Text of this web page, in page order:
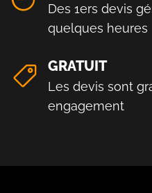
Des 1ers devis
quelques heures
GRATUIT
Les devis sont
engagement